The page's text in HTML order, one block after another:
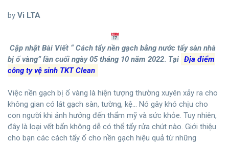
by Vi LTA
Cập nhật Bài Viết “ Cách tẩy nền gạch bằng nước tẩy sàn nhà
bị ố vàng” lần cuối ngày 05 tháng 10 năm 2022. Tại Địa điểm
công ty vệ sinh TKT Clean
Việc nền gạch bị ố vàng là hiện tượng thường xuyên xảy ra cho
không gian có lát gạch sàn, tường, kệ… Nó gây khó chịu cho
con người khi ảnh hưởng đến thẩm mỹ và sức khỏe. Tuy nhiên,
đây là loại vết bẩn không dễ có thể tẩy rửa chút nào. Giới thiệu
cho bạn các cách tẩy ố cho nền gạch hiệu quả từ những